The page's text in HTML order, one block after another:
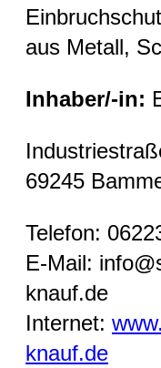
aus Metall,
Inhaber/-in:
69245
Telefon:
E-Mail:
knauf.de
Internet:
knauf.de